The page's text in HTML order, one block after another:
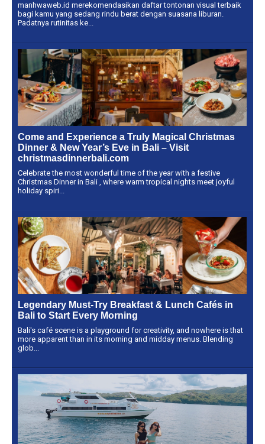
manhwaweb.id merekomendasikan daftar tontonan visual terbaik
bagi kamu yang sedang rindu berat dengan suasana liburan.
Padatnya rutinitas ke...
Come and Experience a Truly Magical Christmas
Dinner & New Year’s Eve in Bali – Visit
christmasdinnerbali.com
Celebrate the most wonderful time of the year with a festive
Christmas Dinner in Bali , where warm tropical nights meet joyful
holiday spiri...
Legendary Must-Try Breakfast & Lunch Cafés in
Bali to Start Every Morning
Bali's café scene is a playground for creativity, and nowhere is that
more apparent than in its morning and midday menus. Blending
glob...